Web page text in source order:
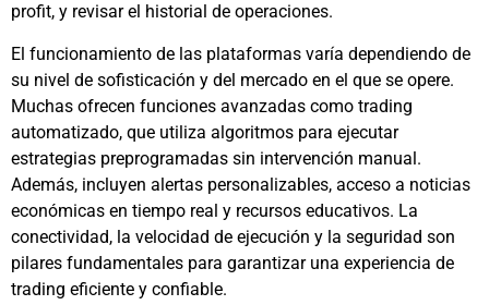
profit, y revisar el historial de operaciones.
El funcionamiento de las plataformas varía dependiendo de
su nivel de sofisticación y del mercado en el que se opere.
Muchas ofrecen funciones avanzadas como trading
automatizado, que utiliza algoritmos para ejecutar
estrategias preprogramadas sin intervención manual.
Además, incluyen alertas personalizables, acceso a noticias
económicas en tiempo real y recursos educativos. La
conectividad, la velocidad de ejecución y la seguridad son
pilares fundamentales para garantizar una experiencia de
trading eficiente y confiable.